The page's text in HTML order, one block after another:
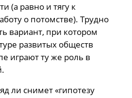
(а равно и тягу к
о потомстве). Трудно
вариант, при котором
развитых обществ
играют ту же роль в
ли снимет «гипотезу